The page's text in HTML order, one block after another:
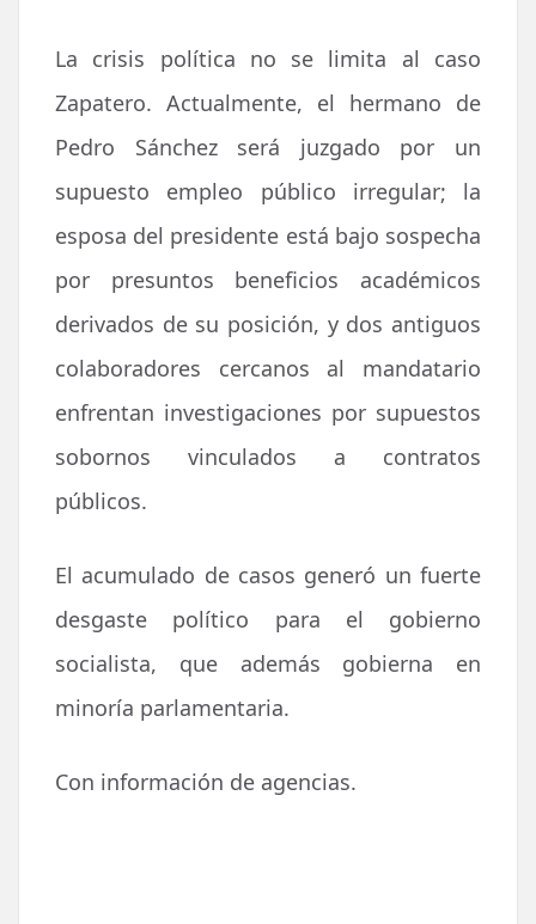
La crisis política no se limita al caso
Zapatero. Actualmente, el hermano de
Pedro Sánchez será juzgado por un
supuesto empleo público irregular; la
esposa del presidente está bajo sospecha
por presuntos beneficios académicos
derivados de su posición, y dos antiguos
colaboradores cercanos al mandatario
enfrentan investigaciones por supuestos
sobornos vinculados a contratos
públicos.
El acumulado de casos generó un fuerte
desgaste político para el gobierno
socialista, que además gobierna en
minoría parlamentaria.
Con información de agencias.